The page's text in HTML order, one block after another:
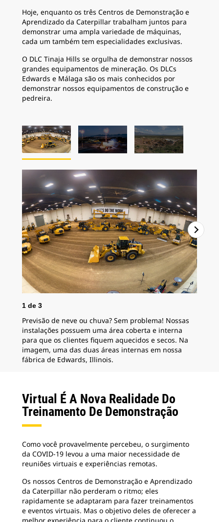
Hoje, enquanto os três Centros de Demonstração e
Aprendizado da Caterpillar trabalham juntos para
demonstrar uma ampla variedade de máquinas,
cada um também tem especialidades exclusivas.
O DLC Tinaja Hills se orgulha de demonstrar nossos
grandes equipamentos de mineração. Os DLCs
Edwards e Málaga são os mais conhecidos por
demonstrar nossos equipamentos de construção e
pedreira.
1 de 3
Previsão de neve ou chuva? Sem problema! Nossas
instalações possuem uma área coberta e interna
para que os clientes fiquem aquecidos e secos. Na
imagem, uma das duas áreas internas em nossa
fábrica de Edwards, Illinois.
Virtual É A Nova Realidade Do
Treinamento De Demonstração
Como você provavelmente percebeu, o surgimento
da COVID-19 levou a uma maior necessidade de
reuniões virtuais e experiências remotas.
Os nossos Centros de Demonstração e Aprendizado
da Caterpillar não perderam o ritmo; eles
rapidamente se adaptaram para fazer treinamentos
e eventos virtuais. Mas o objetivo deles de oferecer a